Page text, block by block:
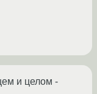
и целом -